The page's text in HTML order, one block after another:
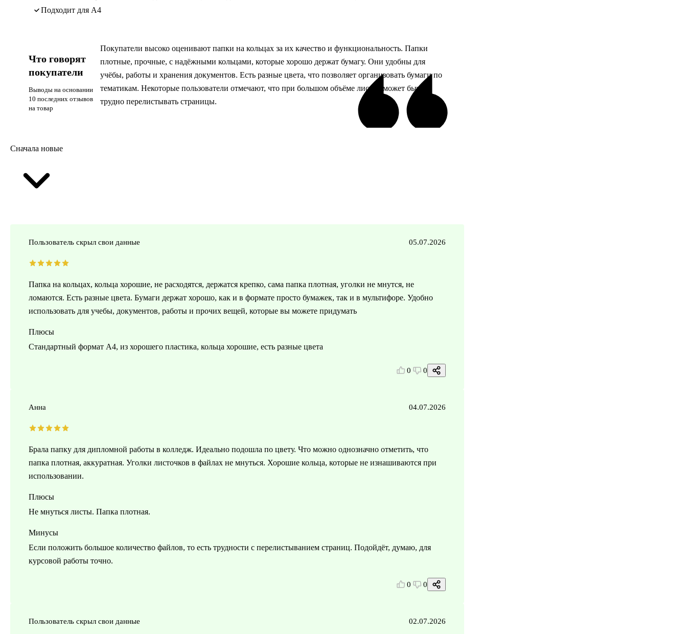
подходит для А4
Что говорят
покупатели
Выводы на основании
10 последних отзывов
на товар
Покупатели высоко оценивают папки на кольцах за их качество и функциональность. Папки
плотные, прочные, с надёжными кольцами, которые хорошо держат бумагу. Они удобны для
учёбы, работы и хранения документов. Есть разные цвета, что позволяет организовать бумаги по
тематикам. Некоторые пользователи отмечают, что при большом объёме листов может быть
трудно перелистывать страницы.
Сначала новые
Пользователь скрыл свои данные 05.07.2026
Папка на кольцах, кольца хорошие, не расходятся, держатся крепко, сама папка плотная, уголки не мнутся, не
ломаются. Есть разные цвета. Бумаги держат хорошо, как и в формате просто бумажек, так и в мультифоре. Удобно
использовать для учебы, документов, работы и прочих вещей, которые вы можете придумать
Плюсы
Стандартный формат А4, из хорошего пластика, кольца хорошие, есть разные цвета
0 0
Анна 04.07.2026
Брала папку для дипломной работы в колледж. Идеально подошла по цвету. Что можно однозначно отметить, что
папка плотная, аккуратная. Уголки листочков в файлах не мнуться. Хорошие кольца, которые не изнашиваются при
использовании.
Плюсы
Не мнуться листы. Папка плотная.
Минусы
Если положить большое количество файлов, то есть трудности с перелистыванием страниц. Подойдёт, думаю, для
курсовой работы точно.
0 0
Пользователь скрыл свои данные 02.07.2026